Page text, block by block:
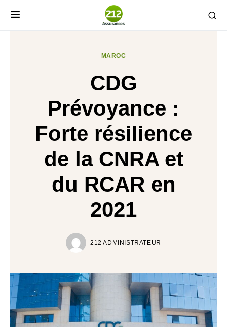
MAROC
CDG
Prévoyance :
Forte résilience
de la CNRA et
du RCAR en
2021
212 ADMINISTRATEUR